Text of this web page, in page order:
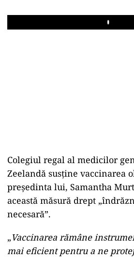
Play
Colegiul regal al medicilor
Zeelandă susţine vaccinarea
preşedinta lui, Samantha
această măsură drept
necesară”.
„Vaccinarea rămâne
mai eficient pentru a ne